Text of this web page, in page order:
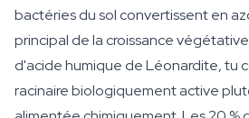
bactéries du sol convertissent en
principal de la croissance
d'acide humique de Léonardite, tu
racinaire biologiquement active